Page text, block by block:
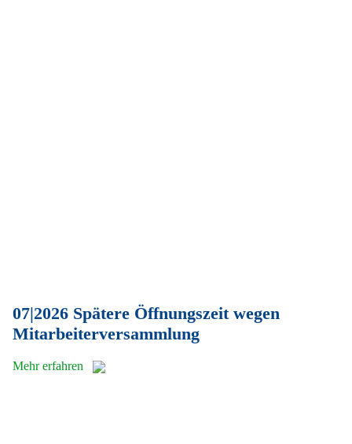
07|2026 Spätere Öffnungszeit wegen
Mitarbeiterversammlung
Mehr erfahren